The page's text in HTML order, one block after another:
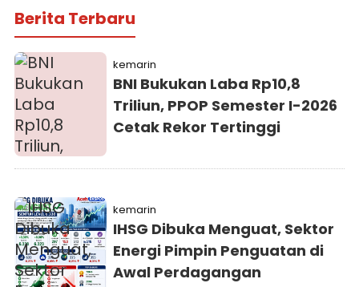
Berita Terbaru
kemarin
BNI Bukukan Laba Rp10,8
Triliun, PPOP Semester I-2026
Cetak Rekor Tertinggi
kemarin
IHSG Dibuka Menguat, Sektor
Energi Pimpin Penguatan di
Awal Perdagangan